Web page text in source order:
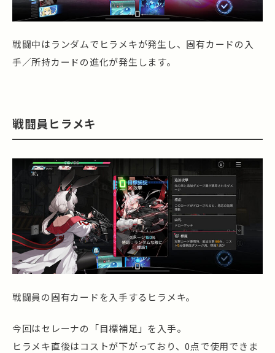
戦闘中はランダムでヒラメキが発生し、固有カードの入
手／所持カードの進化が発生します。
戦闘員ヒラメキ
戦闘員の固有カードを入手するヒラメキ。
今回はセレーナの「目標補足」を入手。
ヒラメキ直後はコストが下がっており、0点で使用できま